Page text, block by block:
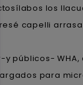
los
capelli
WHA,
para